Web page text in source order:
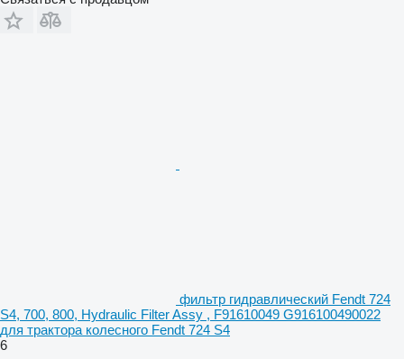
фильтр гидравлический Fendt 724
S4, 700, 800, Hydraulic Filter Assy , F91610049 G916100490022
для трактора колесного Fendt 724 S4
6